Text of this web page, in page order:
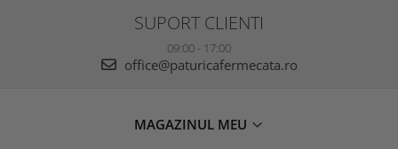
SUPORT CLIENTI
09:00 - 17:00
office@paturicafermecata.ro
MAGAZINUL MEU